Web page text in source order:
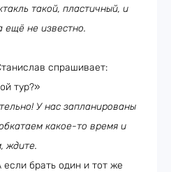
такой, пластичный, и
ещё не известно.
спрашивает:
тур?»
У нас запланированы
какое-то время и
ждите.
если брать один и тот же